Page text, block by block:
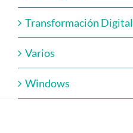
Transformación Digital
Varios
Windows